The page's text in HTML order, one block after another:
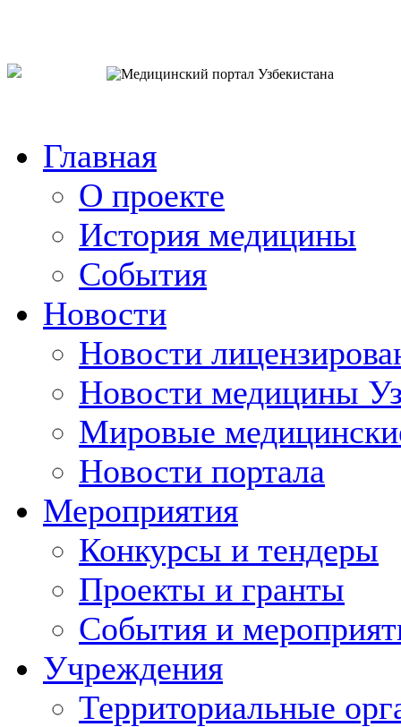
Главная
О проекте
История медицины
События
Новости
Новости
Новости медицины
Мировые
Новости портала
Мероприятия
Конкурсы и тендеры
Проекты и гранты
События и
Учреждения
Территориальные